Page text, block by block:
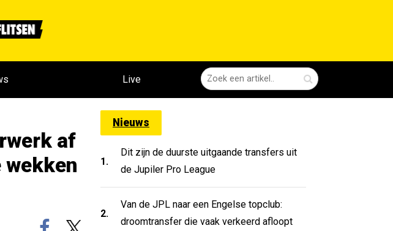
Live
af
wekken
Nieuws
1.
Dit zijn de duurste uitgaande transfers uit
de Jupiler Pro League
2.
Van de JPL naar een Engelse topclub:
droomtransfer die vaak verkeerd afloopt